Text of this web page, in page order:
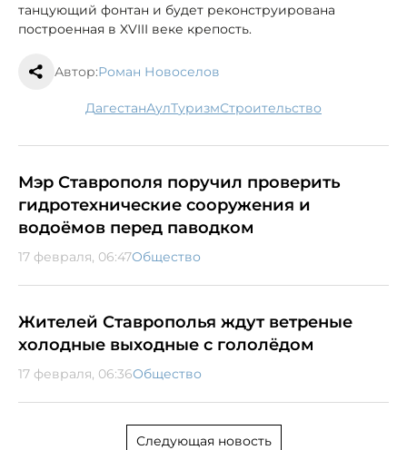
танцующий фонтан и будет реконструирована
построенная в XVIII веке крепость.
Автор:Роман Новоселов
Дагестан аул туризм строительство
Мэр Ставрополя поручил проверить
гидротехнические сооружения и
водоёмов перед паводком
17 февраля, 06:47Общество
Жителей Ставрополья ждут ветреные
холодные выходные с гололёдом
17 февраля, 06:36Общество
Следующая новость